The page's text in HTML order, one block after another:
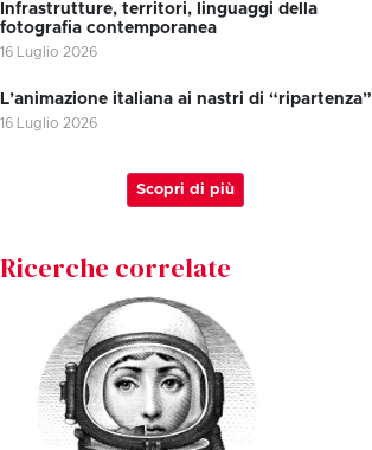
Infrastrutture, territori, linguaggi della
fotografia contemporanea
16 Luglio 2026
L’animazione italiana ai nastri di “ripartenza”
16 Luglio 2026
Scopri di più
Ricerche correlate